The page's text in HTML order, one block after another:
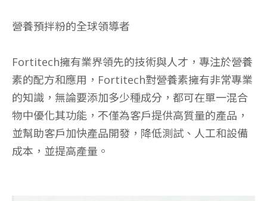
營養預拌粉的全球領導者
Fortitech擁有業界領先的技術與人才，專注於營養
素的配方和應用，Fortitech對營養素擁有非常專業
的知識，無論要添加多少種成分，都可在單一混合
物中優化其功能，不僅為客戶提供高質量的產品，
並幫助客戶加快產品開發，降低測試、人工和設備
成本，並提高產量。